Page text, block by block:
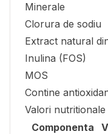
Minerale
Clorura de sodiu
Extract natural
Inulina (FOS)
MOS
Contine
Valori nutritionale
Componenta